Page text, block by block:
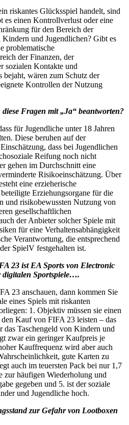
riskantes Glücksspiel handelt, sind
es einen Kontrollverlust oder eine
für den Bereich der
und Jugendlichen? Gibt es
problematische
der Finanzen, der
sozialen Kontakte und
wären zum Schutz der
Kontrollen der Nutzung
Fragen mit „Ja“ beantworten?
für Jugendliche unter 18 Jahren
Diese beruhen auf der
dass bei Jugendlichen
Reifung noch nicht
gehen im Durchschnitt eine
Risikoeinschätzung. Über
eine erzieherische
Erziehungsorgane für die
und risikobewussten Nutzung von
gesellschaftlichen
der Anbieter solcher Spiele mit
für eine Verhaltensabhängigkeit
Verantwortung, die entsprechend
SpielV festgehalten ist.
23 ist EA Sports von Electronic
Sportspiele….
23 anschauen, dann kommen Sie
eines Spiels mit riskanten
1. Objektiv müssen sie einen
Kauf von FIFA 23 leisten – das
Taschengeld von Kindern und
zwar ein geringer Kaufpreis je
Kauffrequenz wird aber auch
gute Karten zu
auch im teuersten Pack bei nur 1,7
zur häufigen Wiederholung und
gegeben und 5. ist der soziale
und Jugendliche hoch.
zur Gefahr von Lootboxen